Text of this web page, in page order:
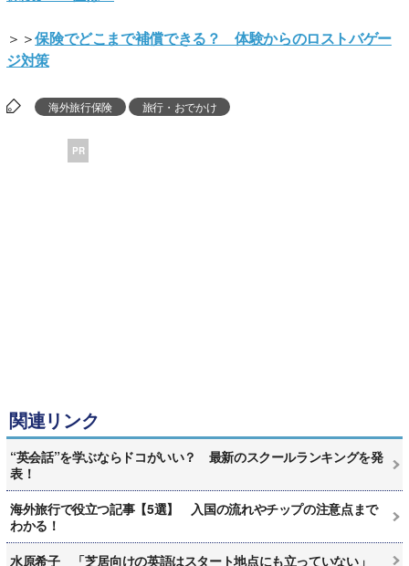
＞＞保険でどこまで補償できる？ 体験からのロストバゲー
ジ対策
海外旅行保険 旅行・おでかけ
PR
関連リンク
“英会話”を学ぶならドコがいい？ 最新のスクールランキングを発
表！
海外旅行で役立つ記事【5選】 入国の流れやチップの注意点まで
わかる！
水原希子 「芝居向けの英語はスタート地点にも立っていない」